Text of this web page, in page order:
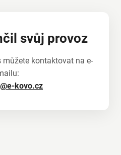
svůj provoz
můžete kontaktovat na e-
kovo.cz